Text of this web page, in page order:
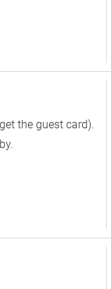
the guest card).